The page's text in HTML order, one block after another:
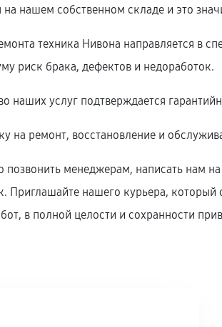
нашем собственном складе и это
техника Нивона направляется в
риск брака, дефектов и недоработок.
наших услуг подтверждается
на ремонт, восстановление и
менеджерам, написать нам
Приглашайте нашего курьера, который
в полной целости и сохранности